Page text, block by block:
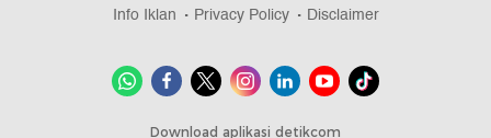
Info Iklan
Privacy Policy Disclaimer
Download aplikasi detikcom